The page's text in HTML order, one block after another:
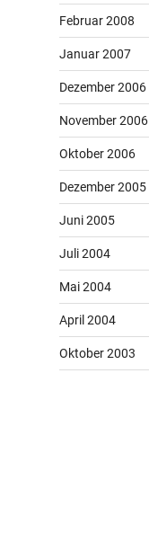
Februar 2008
Januar 2007
Dezember 2006
November 2006
Oktober 2006
Dezember 2005
Juni 2005
Juli 2004
Mai 2004
April 2004
Oktober 2003